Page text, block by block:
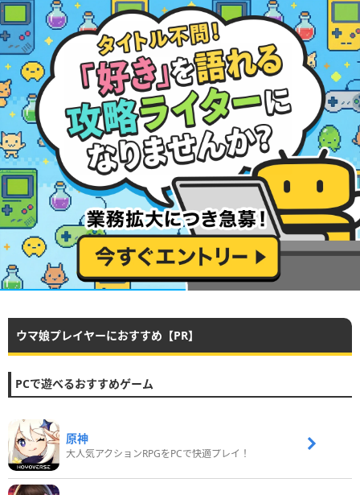
ウマ娘プレイヤーにおすすめ【PR】
PCで遊べるおすすめゲーム
原神
大人気アクションRPGをPCで快適プレイ！